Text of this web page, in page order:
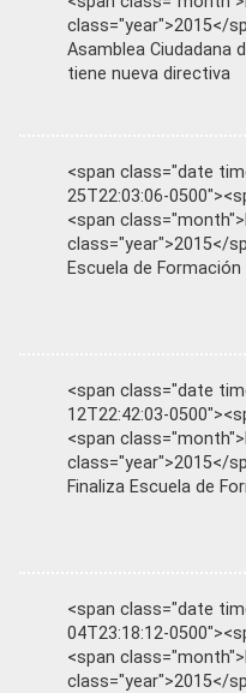
class="year">2015</
Asamblea Ciudadana
tiene nueva directiva
<span class="date
25T22:03:06-
<span
class="year">2015</
Escuela de
<span class="date
12T22:42:03-
<span
class="year">2015</
Finaliza Escuela de
<span class="date
04T23:18:12-
<span
class="year">2015</